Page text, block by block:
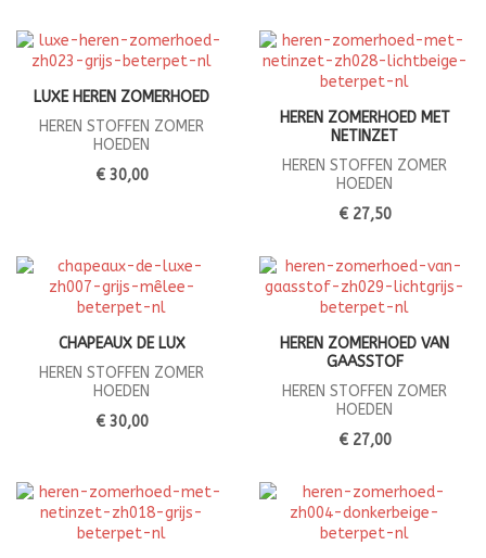
LUXE HEREN ZOMERHOED
HEREN STOFFEN ZOMER
HOEDEN
€ 30,00
HEREN ZOMERHOED MET
NETINZET
HEREN STOFFEN ZOMER
HOEDEN
€ 27,50
CHAPEAUX DE LUX
HEREN STOFFEN ZOMER
HOEDEN
€ 30,00
HEREN ZOMERHOED VAN
GAASSTOF
HEREN STOFFEN ZOMER
HOEDEN
€ 27,00